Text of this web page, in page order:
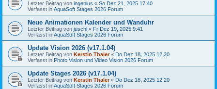
Letzter Beitrag von ingenius « So Dez 21, 2025 17:40
Verfasst in AquaSoft Stages 2026 Forum
Neue Animationen Kalender und Wanduhr
Letzter Beitrag von juschl « Fr Dez 19, 2025 9:41
Verfasst in AquaSoft Stages 2026 Forum
Update Vision 2026 (v17.1.04)
Letzter Beitrag von Kerstin Thaler« Do Dez 18, 2025 12:20
Verfasst in Photo Vision und Video Vision 2026 Forum
Update Stages 2026 (v17.1.04)
Letzter Beitrag von Kerstin Thaler« Do Dez 18, 2025 12:20
Verfasst in AquaSoft Stages 2026 Forum